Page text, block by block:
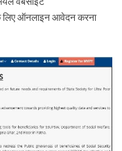
लिए ऑनलाइन आवेदन करना